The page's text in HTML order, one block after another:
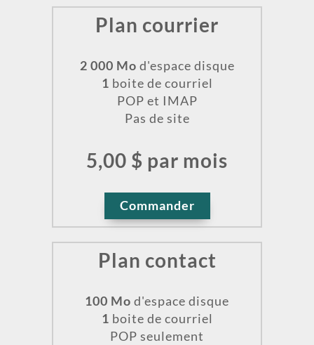
Plan courrier
2 000 Mo d'espace disque
1 boite de courriel
POP et IMAP
Pas de site
5,00 $ par mois
Commander
Plan contact
100 Mo d'espace disque
1 boite de courriel
POP seulement